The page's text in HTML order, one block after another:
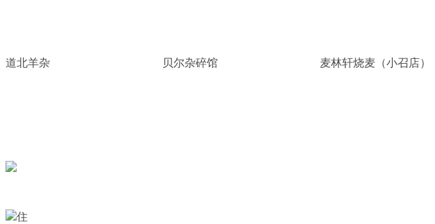
道北羊杂 贝尔杂碎馆 麦林轩烧麦（小召店）